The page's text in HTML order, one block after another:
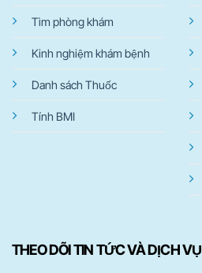
Tìm phòng khám
Kinh nghiệm khám bệnh
Danh sách Thuốc
Tính BMI
THEO DÕI TIN TỨC VÀ DỊCH VỤ